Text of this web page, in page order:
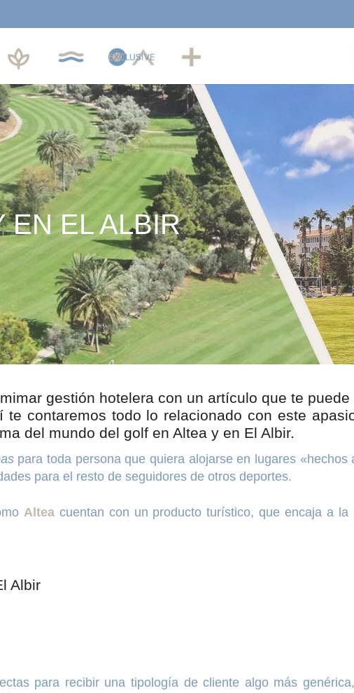
ALTEA
ROOMS
ALTEA
VILLA
ALTEA
EXCLUSIVE
FINALBIR
EN EL ALBIR
gestión hotelera con un artículo que te
contaremos todo lo relacionado con este
del mundo del golf en Altea y en El Albir.
para toda persona que quiera alojarse en lugares
para el resto de seguidores de otros deportes.
Alteacuentan con un producto turístico, que encaja a
Albir
para recibir una tipología de cliente algo más